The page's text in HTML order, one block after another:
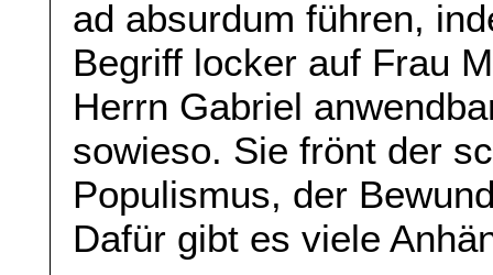
ad absurdum führen,
Begriff locker auf Frau
Herrn Gabriel
sowieso. Sie frönt der
Populismus, der
Dafür gibt es viele